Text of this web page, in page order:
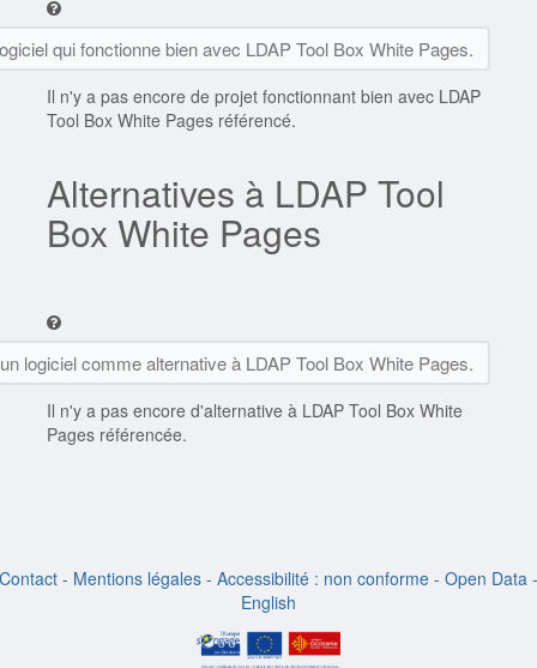
qui fonctionne bien avec LDAP Tool Box White Pages.
Il n'y a pas encore de projet fonctionnant bien avec LDAP
Tool Box White Pages référencé.
Alternatives à LDAP Tool
Box White Pages
logiciel comme alternative à LDAP Tool Box White Pages.
Il n'y a pas encore d'alternative à LDAP Tool Box White
Pages référencée.
Contact - Mentions légales - Accessibilité : non conforme - Open Data -
English